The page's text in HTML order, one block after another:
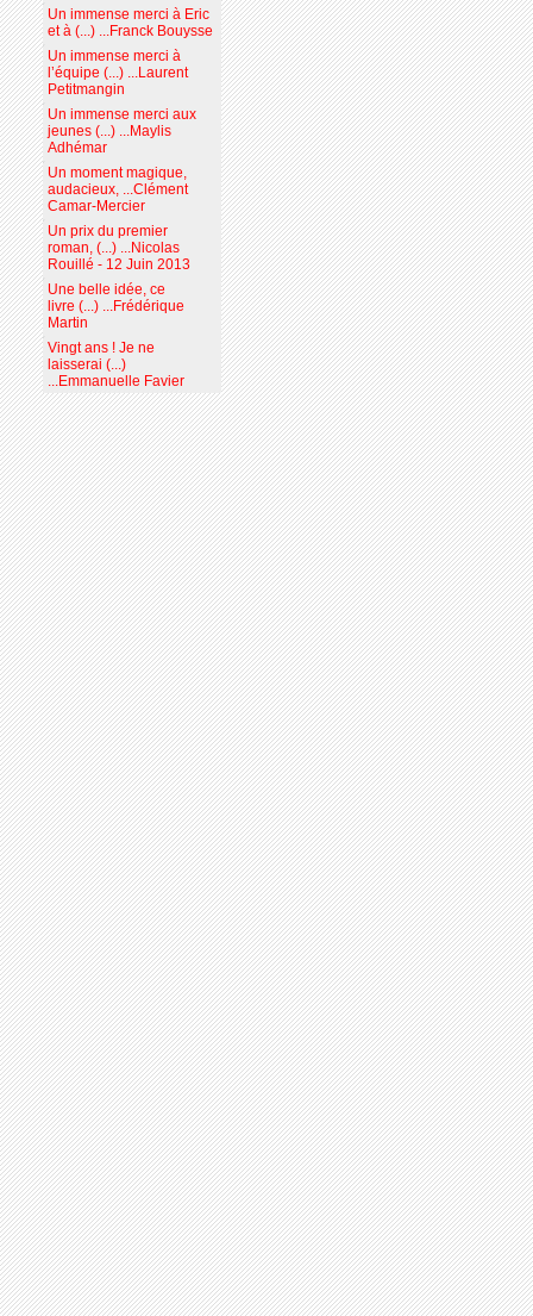
Un immense merci à Eric
et à (...) ...Franck Bouysse
Un immense merci à
l’équipe (...) ...Laurent
Petitmangin
Un immense merci aux
jeunes (...) ...Maylis
Adhémar
Un moment magique,
audacieux, ...Clément
Camar-Mercier
Un prix du premier
roman, (...) ...Nicolas
Rouillé - 12 Juin 2013
Une belle idée, ce
livre (...) ...Frédérique
Martin
Vingt ans ! Je ne
laisserai (...)
...Emmanuelle Favier